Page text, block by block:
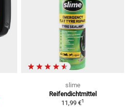
slime
Reifendichtmittel
11,99 €1